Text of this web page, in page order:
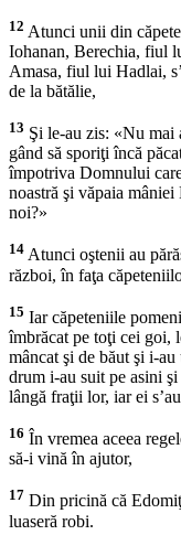
12 Atunci unii din
Iohanan, Berechia, fiul
Amasa, fiul lui Hadlai,
de la bătălie,
13 Şi le-au zis: «Nu
gând să sporiţi încă
împotriva Domnului
noastră şi văpaia mâniei
noi?»
14 Atunci oştenii au
război, în faţa
15 Iar căpeteniile
îmbrăcat pe toţi cei goi,
mâncat şi de băut şi i-
drum i-au suit pe asini
lângă fraţii lor, iar ei
16 În vremea aceea
să-i vină în ajutor,
17 Din pricină că
luaseră robi.